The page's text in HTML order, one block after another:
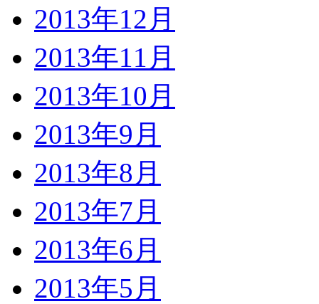
2013年12月
2013年11月
2013年10月
2013年9月
2013年8月
2013年7月
2013年6月
2013年5月